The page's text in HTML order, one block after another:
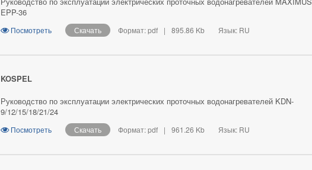
EPP-36
Посмотреть Скачать Формат: pdf | 895.86 Kb Язык: RU
KOSPEL
Руководство по эксплуатации электрических проточных водонагревателей KDN-
9/12/15/18/21/24
Посмотреть Скачать Формат: pdf | 961.26 Kb Язык: RU